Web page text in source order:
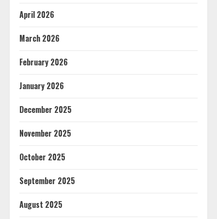
April 2026
March 2026
February 2026
January 2026
December 2025
November 2025
October 2025
September 2025
August 2025